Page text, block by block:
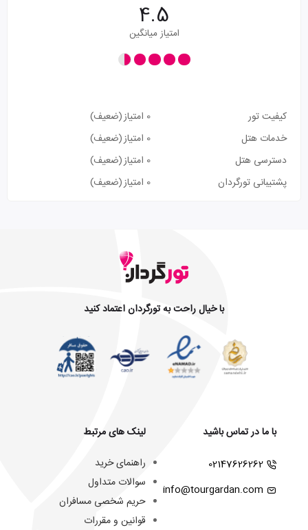
4.5
امتیاز میانگین
کیفیت تور 0 امتیاز
(ضعیف)
خدمات هتل
0 امتیاز
(ضعیف)
دسترسی هتل
0 امتیاز
(ضعیف)
پشتیبانی تورگردان
0 امتیاز (ضعیف)
با خیال راحت به تورگردان اعتماد کنید
با ما در تماس باشید
02147626262
info@tourgardan.com
لینک های مرتبط
راهنمای خرید
سوالات متداول
حریم شخصی مسافران
قوانین و مقررات